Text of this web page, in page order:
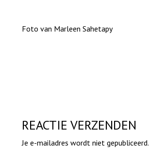
Foto van Marleen Sahetapy
REACTIE VERZENDEN
Je e-mailadres wordt niet gepubliceerd.